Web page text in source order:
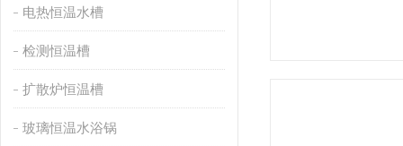
电热恒温水槽
检测恒温槽
扩散炉恒温槽
玻璃恒温水浴锅